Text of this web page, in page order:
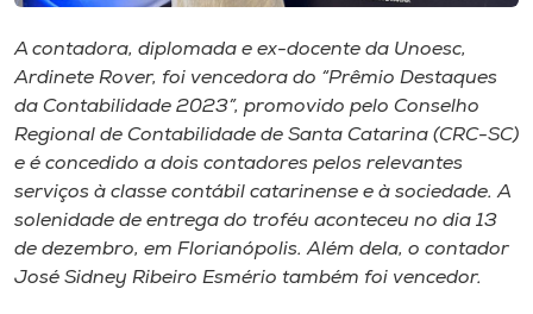
CPA
Biblioteca
Editora
Rádio
A contadora, diplomada e ex-docente da Unoesc,
Ardinete Rover, foi vencedora do “Prêmio Destaques
da Contabilidade 2023”, promovido pelo Conselho
Regional de Contabilidade de Santa Catarina (CRC-SC)
e é concedido a dois contadores pelos relevantes
serviços à classe contábil catarinense e à sociedade. A
solenidade de entrega do troféu aconteceu no dia 13
de dezembro, em Florianópolis. Além dela, o contador
José Sidney Ribeiro Esmério também foi vencedor.